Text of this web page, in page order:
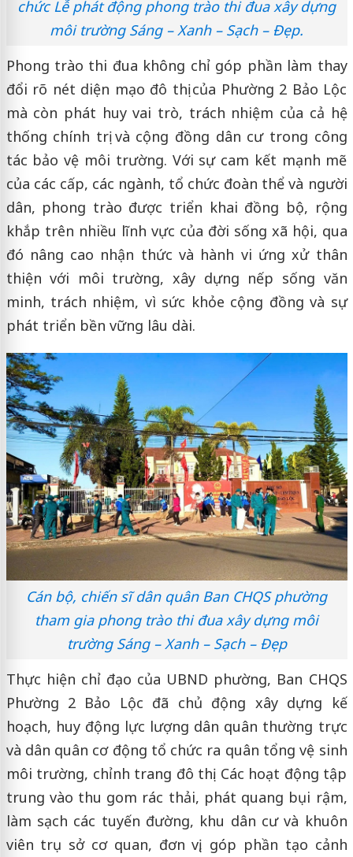
chức Lễ phát động phong trào thi đua xây dựng
môi trường Sáng – Xanh – Sạch – Đẹp.
Phong trào thi đua không chỉ góp phần làm thay
đổi rõ nét diện mạo đô thị của Phường 2 Bảo Lộc
mà còn phát huy vai trò, trách nhiệm của cả hệ
thống chính trị và cộng đồng dân cư trong công
tác bảo vệ môi trường. Với sự cam kết mạnh mẽ
của các cấp, các ngành, tổ chức đoàn thể và người
dân, phong trào được triển khai đồng bộ, rộng
khắp trên nhiều lĩnh vực của đời sống xã hội, qua
đó nâng cao nhận thức và hành vi ứng xử thân
thiện với môi trường, xây dựng nếp sống văn
minh, trách nhiệm, vì sức khỏe cộng đồng và sự
phát triển bền vững lâu dài.
Cán bộ, chiến sĩ dân quân Ban CHQS phường
tham gia phong trào thi đua xây dựng môi
trường Sáng – Xanh – Sạch – Đẹp
Thực hiện chỉ đạo của UBND phường, Ban CHQS
Phường 2 Bảo Lộc đã chủ động xây dựng kế
hoạch, huy động lực lượng dân quân thường trực
và dân quân cơ động tổ chức ra quân tổng vệ sinh
môi trường, chỉnh trang đô thị. Các hoạt động tập
trung vào thu gom rác thải, phát quang bụi rậm,
làm sạch các tuyến đường, khu dân cư và khuôn
viên trụ sở cơ quan, đơn vị, góp phần tạo cảnh